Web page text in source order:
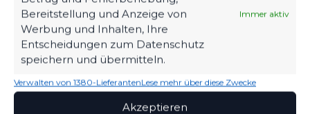
Bereitstellung und Anzeige von
Werbung und Inhalten, Ihre
Entscheidungen zum Datenschutz
speichern und übermitteln.
Immer aktiv
Verwalten von 1380-LieferantenLese mehr über diese Zwecke
Akzeptieren
Tickets, Spielplan, News und Vereinsinfos – alles
kompakt auf einen Blick.
TICKETS